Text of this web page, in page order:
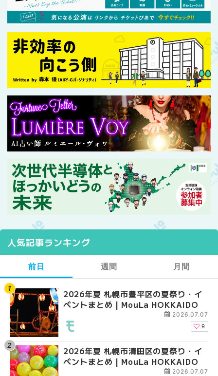
人気記事ランキング
前日
2026年夏 札幌市豊平区の夏祭り・イ
ベントまとめ | MouLa HOKKAIDO
2026.07.07
9
2026年夏 札幌市清田区の夏祭り・イ
ベントまとめ | MouLa HOKKAIDO
2026.07.07
週間
【2026年最新】札幌
ガーデン｜オープン日
大通公園から穴場テ
2026年夏 札幌市白石
ベントまとめ |
月間
【2026年最新】札幌
ガーデン｜オープン日
大通公園から穴場テ
2026年夏 札幌市北区
ントまとめ | MouLa